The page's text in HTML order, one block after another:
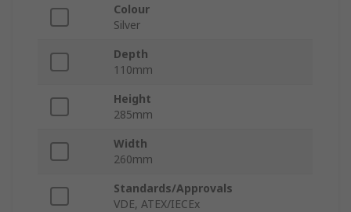
Colour
Silver
Depth
110mm
Height
285mm
Width
260mm
Standards/Approvals
VDE, ATEX/IECEx